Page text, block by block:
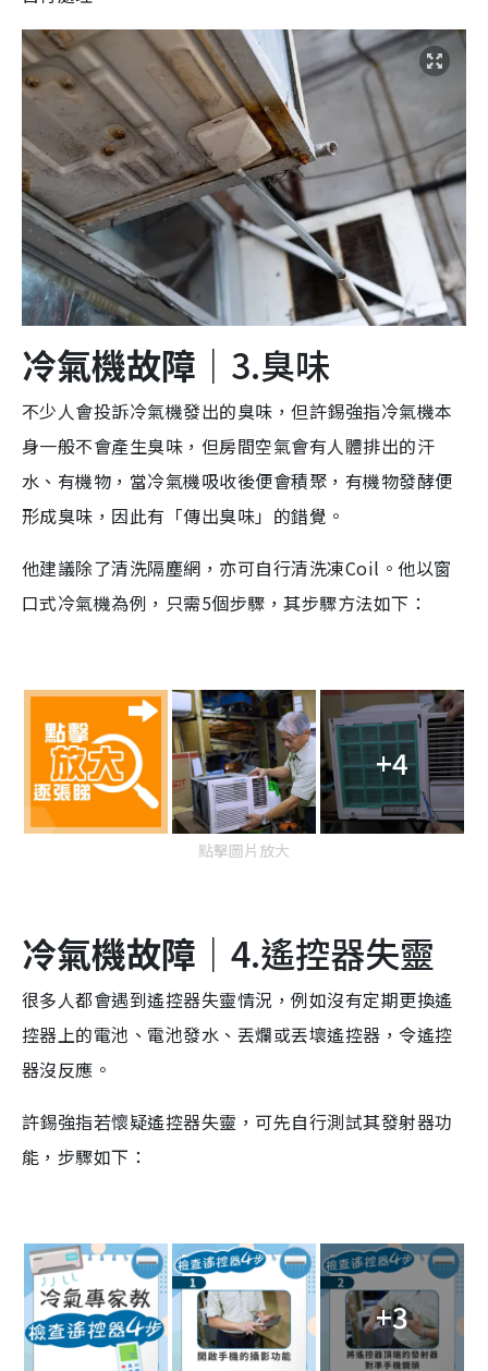
冷氣機故障｜ 3.臭味
不少人會投訴冷氣機發出的臭味，但許錫強指冷氣機本
身一般不會產生臭味，但房間空氣會有人體排出的汗
水、有機物，當冷氣機吸收後便會積聚，有機物發酵便
形成臭味，因此有「傳出臭味」的錯覺。
他建議除了清洗隔塵網，亦可自行清洗凍Coil。他以窗
口式冷氣機為例，只需5個步驟，其步驟方法如下：
+4
點擊圖片放大
冷氣機故障｜ 4.遙控器失靈
很多人都會遇到遙控器失靈情況，例如沒有定期更換遙
控器上的電池、電池發水、丟爛或丟壞遙控器，令遙控
器沒反應。
許錫強指若懷疑遙控器失靈，可先自行測試其發射器功
能，步驟如下：
+3